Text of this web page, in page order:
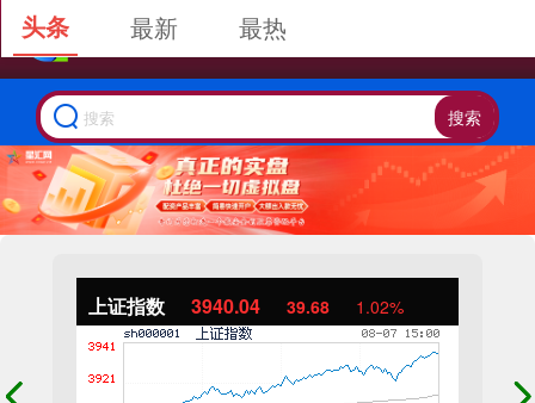
搜索
上证指数 3940.04 39.68 1.02%
头条 最新 最热